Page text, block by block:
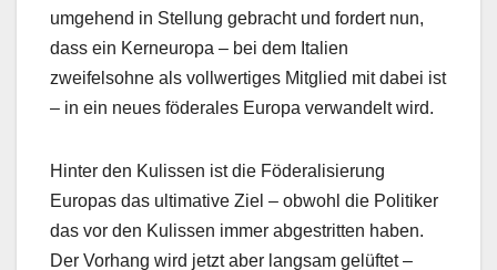
umgehend in Stellung gebracht und fordert nun,
dass ein Kerneuropa – bei dem Italien
zweifelsohne als vollwertiges Mitglied mit dabei ist
– in ein neues föderales Europa verwandelt wird.
Hinter den Kulissen ist die Föderalisierung
Europas das ultimative Ziel – obwohl die Politiker
das vor den Kulissen immer abgestritten haben.
Der Vorhang wird jetzt aber langsam gelüftet –